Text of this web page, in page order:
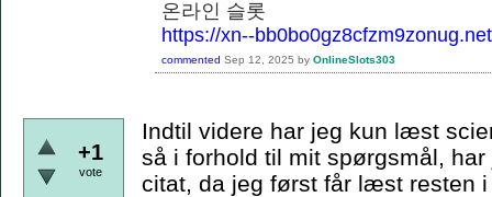
온라인 슬롯
https://xn--bb0bo0gz8cfzm9zonug.net
commented Sep 12, 2025 by OnlineSlots303
+1
vote
Indtil videre har jeg kun læst
så i forhold til mit spørgsmål,
citat, da jeg først får læst resten i